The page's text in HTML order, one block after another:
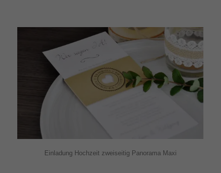
Einladung Hochzeit zweiseitig Panorama Maxi